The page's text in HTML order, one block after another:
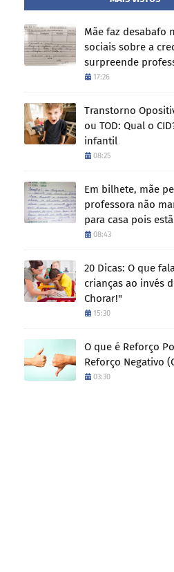
Mãe faz desabafo
sociais sobre a
surpreende
17:26
Transtorno
ou TOD: Qual o
infantil
08:25
Em bilhete, mãe
professora não
para casa pois
08:43
20 Dicas: O que
crianças ao invés
Chorar!"
15:30
O que é Reforço
Reforço Negativo
03:30